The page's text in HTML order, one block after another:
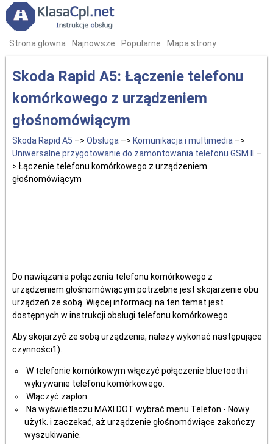
Strona glowna Najnowsze Popularne Mapa strony
Skoda Rapid A5: Łączenie telefonu
komórkowego z urządzeniem
głośnomówiącym
Skoda Rapid A5 –> Obsługa –> Komunikacja i multimedia –>
Uniwersalne przygotowanie do zamontowania telefonu GSM II
–
> Łączenie telefonu komórkowego z urządzeniem
głośnomówiącym
Do nawiązania połączenia telefonu komórkowego z
urządzeniem głośnomówiącym potrzebne jest skojarzenie obu
urządzeń ze sobą. Więcej informacji na ten temat jest
dostępnych w instrukcji obsługi telefonu komórkowego.
Aby skojarzyć ze sobą urządzenia, należy wykonać następujące
czynności1).
W telefonie komórkowym włączyć połączenie bluetooth i
wykrywanie telefonu komórkowego.
Włączyć zapłon.
Na wyświetlaczu MAXI DOT wybrać menu Telefon - Nowy
użytk. i zaczekać, aż urządzenie głośnomówiące zakończy
wyszukiwanie.